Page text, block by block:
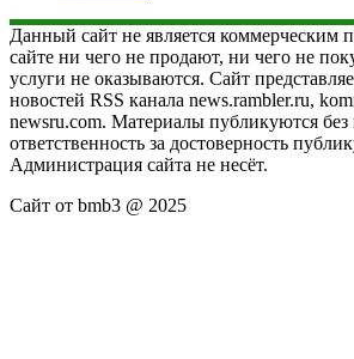
Данный сайт не является коммерческим
сайте ни чего не продают, ни чего не
услуги не оказываются. Сайт
новостей RSS канала news.rambler.ru,
newsru.com. Материалы публикуются без
ответственность за достоверность
Администрация сайта не несёт.
Сайт от bmb3 @ 2025